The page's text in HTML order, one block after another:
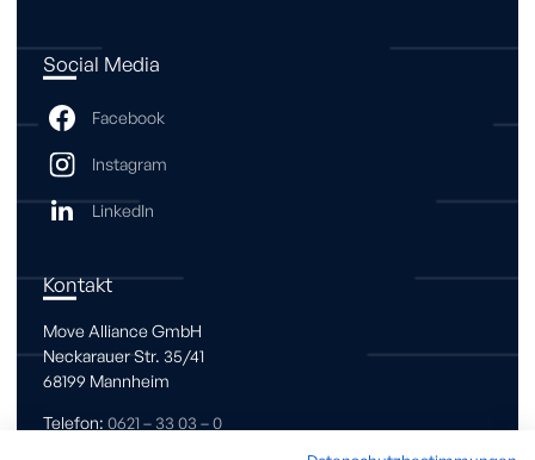
Social Media
Kontakt
Move Alliance GmbH
Neckarauer Str. 35/41
68199 Mannheim
Telefon:0621 – 33 03 – 0